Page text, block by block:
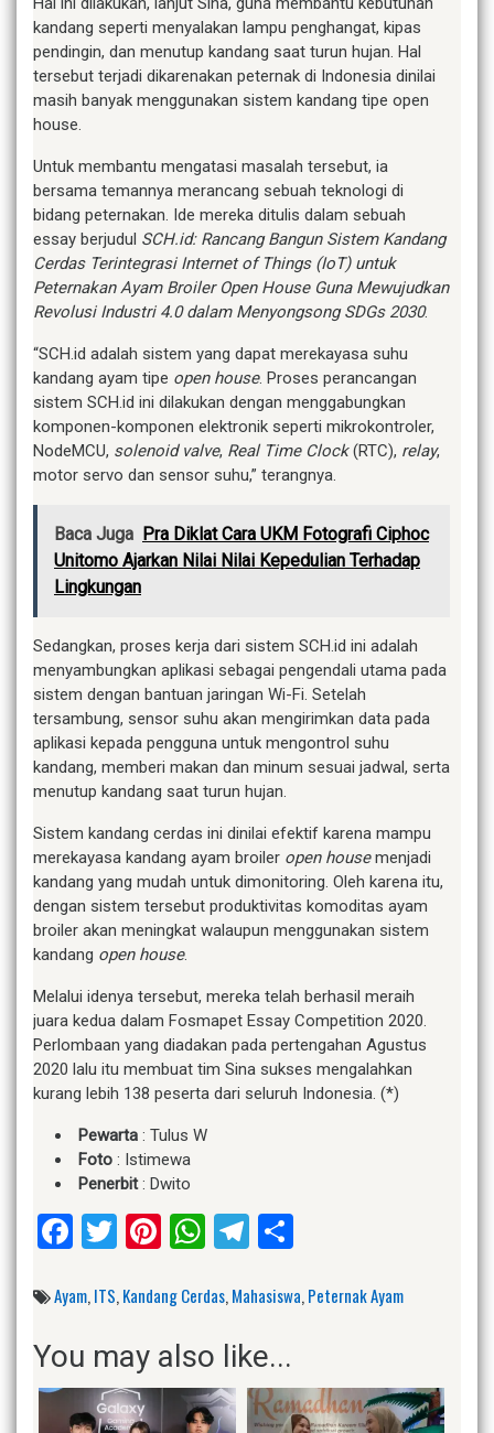
kandang seperti menyalakan lampu penghangat, kipas
pendingin, dan menutup kandang saat turun hujan. Hal
tersebut terjadi dikarenakan peternak di Indonesia dinilai
masih banyak menggunakan sistem kandang tipe open
house.
Untuk membantu mengatasi masalah tersebut, ia
bersama temannya merancang sebuah teknologi di
bidang peternakan. Ide mereka ditulis dalam sebuah
essay berjudul SCH.id: Rancang Bangun Sistem Kandang
Cerdas Terintegrasi Internet of Things (IoT) untuk
Peternakan Ayam Broiler Open House Guna Mewujudkan
Revolusi Industri 4.0 dalam Menyongsong SDGs 2030.
“SCH.id adalah sistem yang dapat merekayasa suhu
kandang ayam tipe open house. Proses perancangan
sistem SCH.id ini dilakukan dengan menggabungkan
komponen-komponen elektronik seperti mikrokontroler,
NodeMCU, solenoid valve, Real Time Clock(RTC), relay,
motor servo dan sensor suhu,” terangnya.
Baca Juga Pra Diklat Cara UKM Fotografi Ciphoc
Unitomo Ajarkan Nilai Nilai Kepedulian Terhadap
Lingkungan
Sedangkan, proses kerja dari sistem SCH.id ini adalah
menyambungkan aplikasi sebagai pengendali utama pada
sistem dengan bantuan jaringan Wi-Fi. Setelah
tersambung, sensor suhu akan mengirimkan data pada
aplikasi kepada pengguna untuk mengontrol suhu
kandang, memberi makan dan minum sesuai jadwal, serta
menutup kandang saat turun hujan.
Sistem kandang cerdas ini dinilai efektif karena mampu
merekayasa kandang ayam broiler open housemenjadi
kandang yang mudah untuk dimonitoring. Oleh karena itu,
dengan sistem tersebut produktivitas komoditas ayam
broiler akan meningkat walaupun menggunakan sistem
kandang open house.
Melalui idenya tersebut, mereka telah berhasil meraih
juara kedua dalam Fosmapet Essay Competition 2020.
Perlombaan yang diadakan pada pertengahan Agustus
2020 lalu itu membuat tim Sina sukses mengalahkan
kurang lebih 138 peserta dari seluruh Indonesia. (*)
Pewarta : Tulus W
Foto : Istimewa
Penerbit: Dwito
Facebook
Twitter
Pinterest
WhatsApp
Telegram
Ayam,ITS,Kandang Cerdas,Mahasiswa,Peternak Ayam
You may also like...